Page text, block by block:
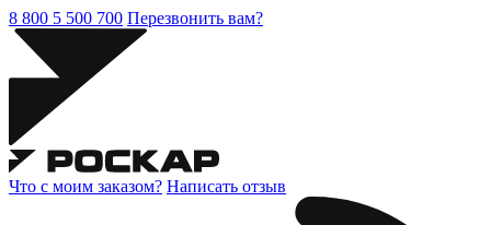
8 800 5 500 700 Перезвонить вам?
Что с моим заказом? Написать отзыв